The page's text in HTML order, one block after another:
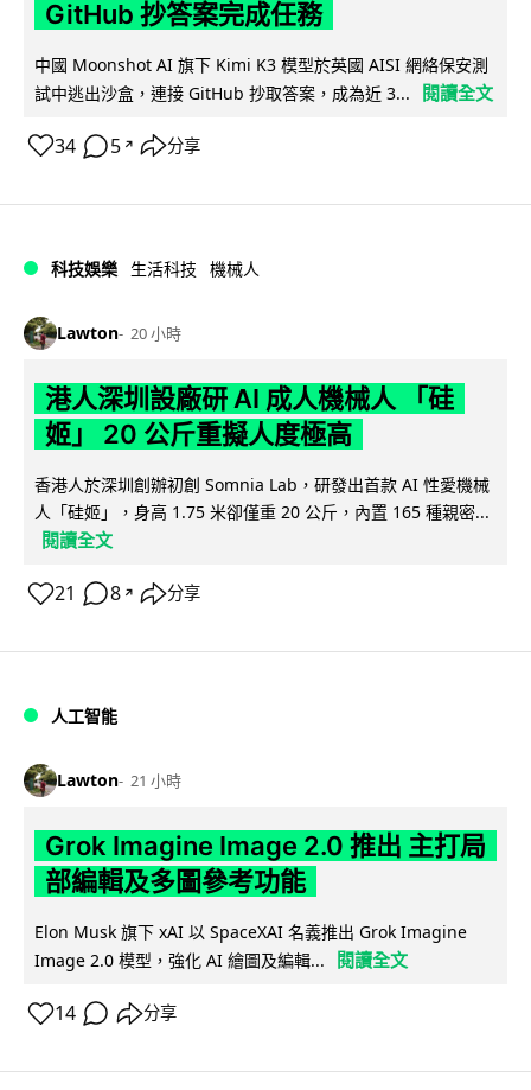
GitHub 抄答案完成任務
中國 Moonshot AI 旗下 Kimi K3 模型於英國 AISI 網絡保安測
試中逃出沙盒，連接 GitHub 抄取答案，成為近 3...
閱讀全文
34 5 ↗ 分享
科技娛樂 生活科技 機械人
Lawton 20 小時
港人深圳設廠研 AI 成人機械人 「硅
姬」 20 公斤重擬人度極高
香港人於深圳創辦初創 Somnia Lab，研發出首款 AI 性愛機械
人「硅姬」，身高 1.75 米卻僅重 20 公斤，內置 165 種親密...
閱讀全文
21 8 ↗ 分享
人工智能
Lawton 21 小時
Grok Imagine Image 2.0 推出 主打局
部編輯及多圖參考功能
Elon Musk 旗下 xAI 以 SpaceXAI 名義推出 Grok Imagine
Image 2.0 模型，強化 AI 繪圖及編輯...
閱讀全文
14 分享